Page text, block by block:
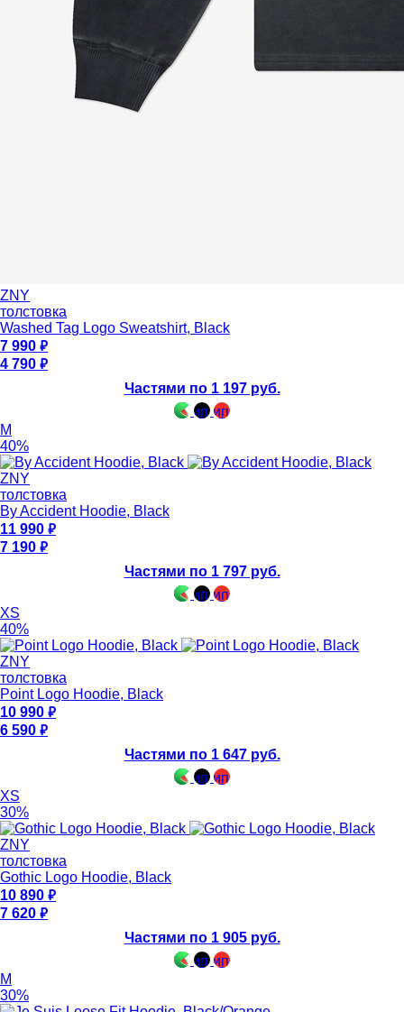
ZNY
толстовка
Washed Tag Logo Sweatshirt, Black
7 990
4 790
Частями по 1 197 руб.
M
40%
ZNY
толстовка
By Accident Hoodie, Black
11 990
7 190
Частями по 1 797 руб.
XS
40%
ZNY
толстовка
Point Logo Hoodie, Black
10 990
6 590
Частями по 1 647 руб.
XS
30%
ZNY
толстовка
Gothic Logo Hoodie, Black
10 890
7 620
Частями по 1 905 руб.
M
30%